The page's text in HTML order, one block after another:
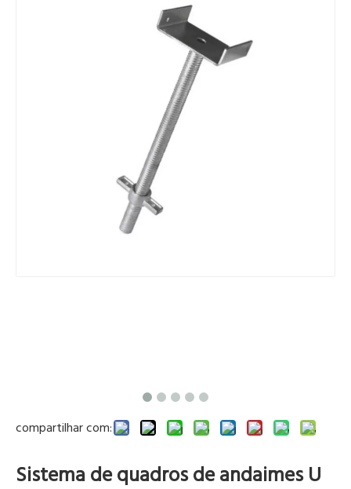
compartilhar com:
Sistema de quadros de andaimes U